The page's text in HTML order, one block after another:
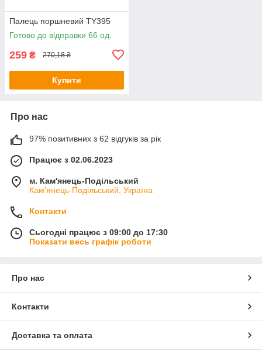
Палець поршневий TY395
Готово до відправки 66 од.
259 ₴ 270,18 ₴
Купити
Про нас
97% позитивних з 62 відгуків за рік
Працює з 02.06.2023
м. Кам'янець-Подільський
Кам'янець-Подільський, Україна
Контакти
Сьогодні працює з 09:00 до 17:30
Показати весь графік роботи
Про нас
Контакти
Доставка та оплата